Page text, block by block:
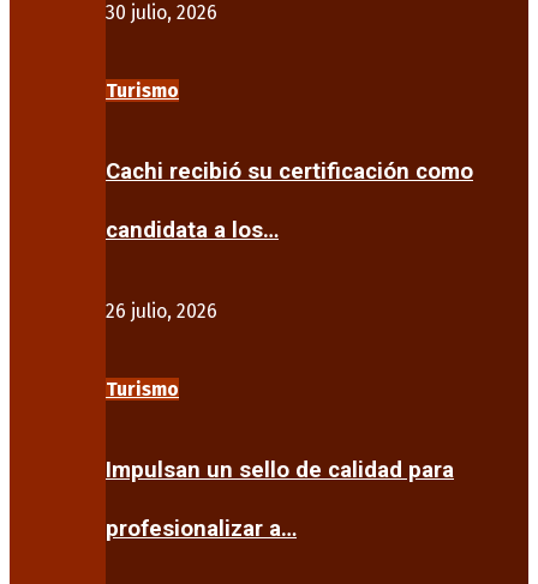
30 julio, 2026
Turismo
Cachi recibió su certificación como
candidata a los…
26 julio, 2026
Turismo
Impulsan un sello de calidad para
profesionalizar a…